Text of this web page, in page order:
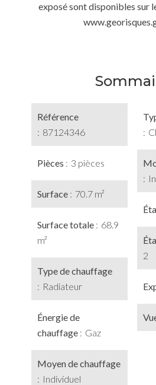
exposé sont disponibles sur
Référence
87124346
Pièces 3 pièces
Surface 70.7 m²
Surface totale
68.9
m²
Type de chauffage
Radiateur
Énergie de
chauffage
Gaz
Moyen de chauffage
Individuel
2